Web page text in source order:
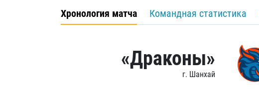
Хронология матча Командная статистика
«Драконы»
г. Шанхай